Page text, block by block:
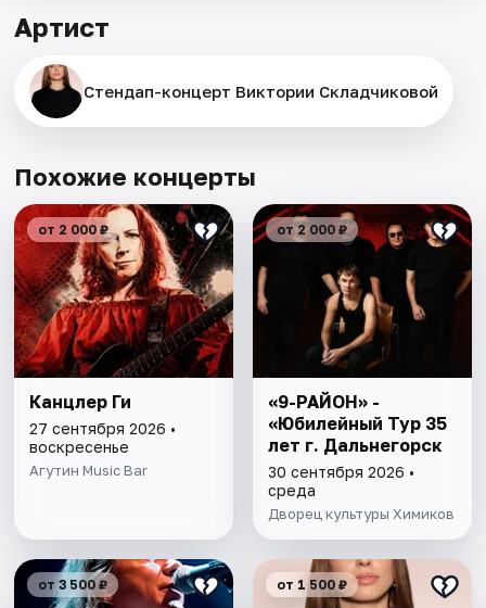
Артист
Стендап-концерт Виктории Складчиковой
Похожие концерты
от 2 000 ₽
Канцлер Ги
27 сентября 2026 •
воскресенье
Агутин Music Bar
от 2 000 ₽
«9-РАЙОН» -
«Юбилейный Тур 35
лет г. Дальнегорск
30 сентября 2026 •
среда
Дворец культуры Химиков
от 3 500 ₽ от 1 500 ₽